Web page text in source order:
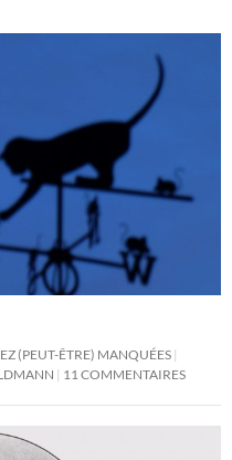
(PEUT-ÊTRE) MANQUÉES
11 COMMENTAIRES